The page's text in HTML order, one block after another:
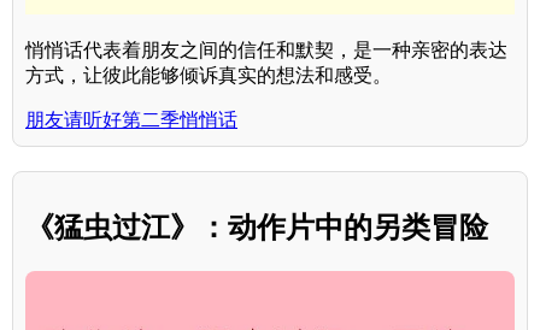
悄悄话代表着朋友之间的信任和默契，是一种亲密的表达
方式，让彼此能够倾诉真实的想法和感受。
朋友请听好第二季悄悄话
《猛虫过江》：动作片中的另类冒险